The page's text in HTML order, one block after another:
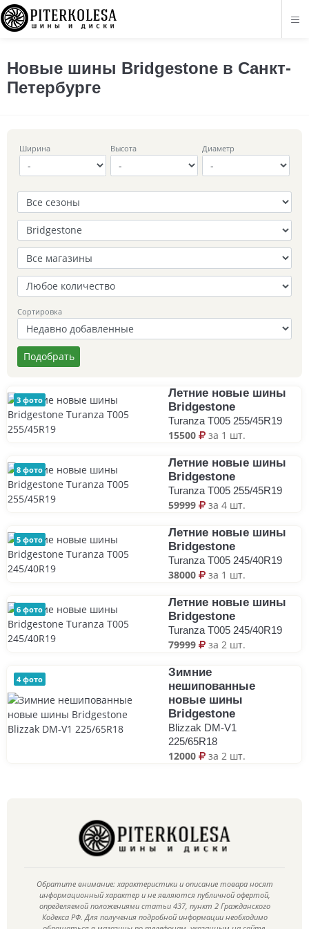
Новые шины Bridgestone в Санкт-
Петербурге
Ширина Высота Диаметр
Сортировка
Подобрать
3 фото
Летние новые шины
Bridgestone
Turanza T005 255/45R19
15500 за 1 шт.
8 фото
Летние новые шины
Bridgestone
Turanza T005 255/45R19
59999 за 4 шт.
5 фото
Летние новые шины
Bridgestone
Turanza T005 245/40R19
38000 за 1 шт.
6 фото
Летние новые шины
Bridgestone
Turanza T005 245/40R19
79999 за 2 шт.
4 фото
Зимние
нешипованные
новые шины
Bridgestone
Blizzak DM-V1
225/65R18
12000 за 2 шт.
Обратите внимание: характеристики и описание товара носят
информационный характер и не являются публичной офертой,
определяемой положениями статьи 437, пункт 2 Гражданского
Кодекса РФ. Для получения подробной информации необходимо